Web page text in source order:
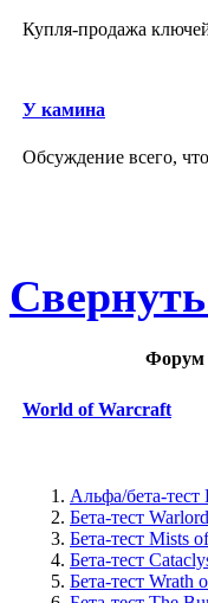
Купля-продажа
У камина
Обсуждение всего,
Форум
World of Warcraft
Альфа/бета-тест
Бета-тест
Бета-тест Mists
Бета-тест
Бета-тест Wrath